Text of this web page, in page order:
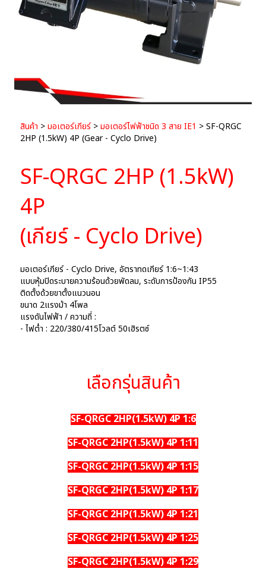
สินค้า >มอเตอร์เกียร์>มอเตอร์ไฟฟ้าชนิด 3 สาย IE1 > SF-QRGC
2HP (1.5kW) 4P (Gear - Cyclo Drive)
SF-QRGC 2HP (1.5kW)
4P
(เกียร์ - Cyclo Drive)
มอเตอร์เกียร์ - Cyclo Drive, อัตราทดเกียร์ 1:6~1:43
แบบหุ้มปิดระบายความร้อนด้วยพัดลม, ระดับการป้องกัน IP55
ติดตั้งด้วยขาตั้งแนวนอน
ขนาด 2แรงม้า 4โพล
แรงดันไฟฟ้า / ความถี่ :
- ไฟต่ำ : 220/380/415โวลต์ 50เฮิรตซ์
เลือกรุ่นสินค้า
SF-QRGC 2HP(1.5kW) 4P 1:6
SF-QRGC 2HP(1.5kW) 4P 1:11
SF-QRGC 2HP(1.5kW) 4P 1:15
SF-QRGC 2HP(1.5kW) 4P 1:17
SF-QRGC 2HP(1.5kW) 4P 1:21
SF-QRGC 2HP(1.5kW) 4P 1:25
SF-QRGC 2HP(1.5kW) 4P 1:29